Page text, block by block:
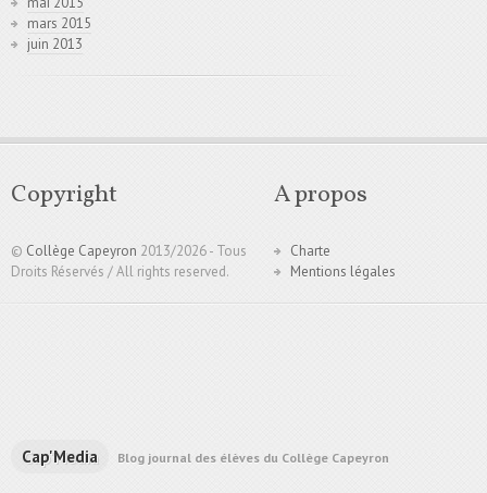
mars 2015
juin 2013
Copyright
© Collège Capeyron 2013/2026 - Tous
Droits Réservés / All rights reserved.
A propos
Charte
Mentions légales
Cap'Media Blog journal des élèves du Collège Capeyron